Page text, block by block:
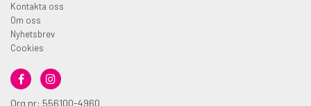
Kontakta oss
Om oss
Nyhetsbrev
Cookies
Org nr: 556100-4960